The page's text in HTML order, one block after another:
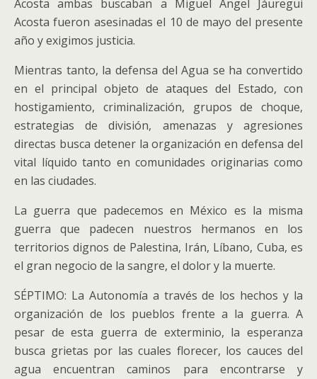
Acosta ambas buscaban a Miguel Ángel Jáuregui
Acosta fueron asesinadas el 10 de mayo del presente
año y exigimos justicia.
Mientras tanto, la defensa del Agua se ha convertido
en el principal objeto de ataques del Estado, con
hostigamiento, criminalización, grupos de choque,
estrategias de división, amenazas y agresiones
directas busca detener la organización en defensa del
vital líquido tanto en comunidades originarias como
en las ciudades.
La guerra que padecemos en México es la misma
guerra que padecen nuestros hermanos en los
territorios dignos de Palestina, Irán, Líbano, Cuba, es
el gran negocio de la sangre, el dolor y la muerte.
SÉPTIMO: La Autonomía a través de los hechos y la
organización de los pueblos frente a la guerra. A
pesar de esta guerra de exterminio, la esperanza
busca grietas por las cuales florecer, los cauces del
agua encuentran caminos para encontrarse y